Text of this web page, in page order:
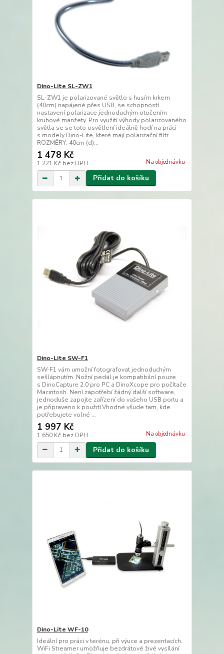
Dino-Lite SL-ZW1
SL-ZW1 je polarizované světlo s husím krkem
(40cm) napájené přes USB, se schopností
nastavení polarizace jednoduchým otočením
kruhové manžety. Pro využití výhody polarizovaného
světla se se toto osvětlení ideálně hodí na práci
s modely Dino-Lite, které mají polarizační filtr.
ROZMĚRY: 40cm (d)...
1 478 Kč
1 221 Kč bez DPH Na objednávku
Přidat do košíku
Dino-Lite SW-F1
SW-F1 vám umožní fotografovat jednoduchým
sešlápnutím. Nožní pedál je kompatibilní pouze
s DinoCapture 2.0 pro PC a DinoXcope pro počítače
Macintosh. Není zapotřebí žádný další software,
jednoduše zapojte zařízení do vašeho USB portu a
je připraveno k použití.Vhodné všude tam, kde
potřebujete volné ...
1 997 Kč
1 650 Kč bez DPH Na objednávku
Přidat do košíku
Dino-Lite WF-10
Ideální pro práci v terénu, při výuce a prezentacích.
WiFi Streamer umožňuje bezdrátové živé vysílání